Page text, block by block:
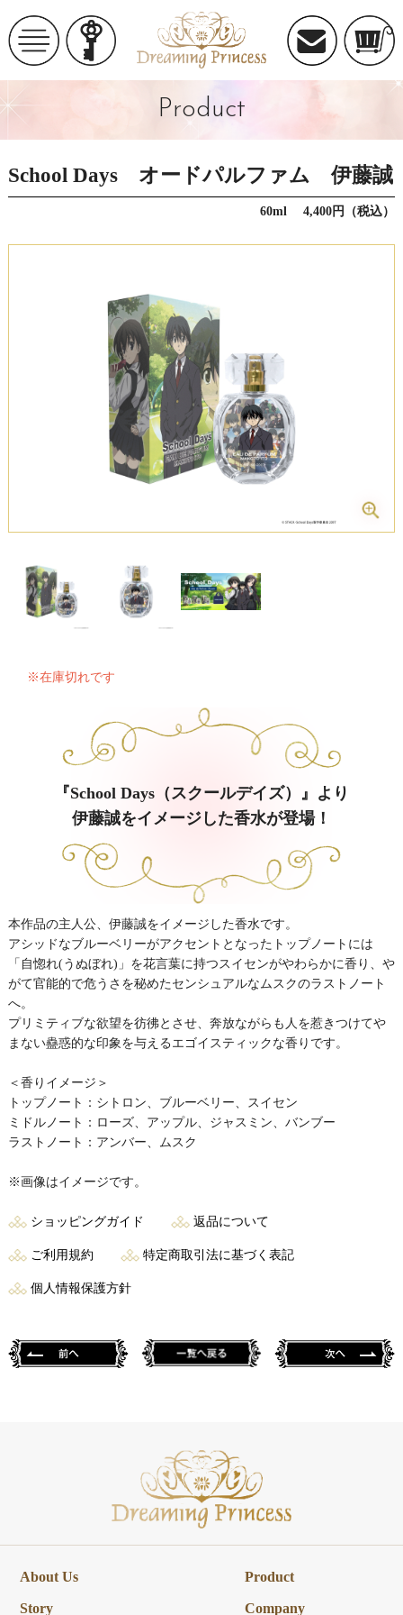
Product
School Days オードパルファム 伊藤誠
60ml 4,400円（税込）
※在庫切れです
『School Days（スクールデイズ）』より
伊藤誠をイメージした香水が登場！
本作品の主人公、伊藤誠をイメージした香水です。
アシッドなブルーベリーがアクセントとなったトップノートには
「自惚れ(うぬぼれ)」を花言葉に持つスイセンがやわらかに香り、や
がて官能的で危うさを秘めたセンシュアルなムスクのラストノート
へ。
プリミティブな欲望を彷彿とさせ、奔放ながらも人を惹きつけてや
まない蠱惑的な印象を与えるエゴイスティックな香りです。
＜香りイメージ＞
トップノート：シトロン、ブルーベリー、スイセン
ミドルノート：ローズ、アップル、ジャスミン、バンブー
ラストノート：アンバー、ムスク
※画像はイメージです。
ショッピングガイド 返品について
ご利用規約 特定商取引法に基づく表記
個人情報保護方針
About Us
Story
Product
Company